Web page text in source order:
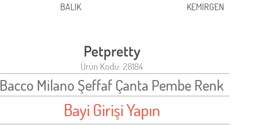
BALIK KEMİRGEN
Petpretty
Ürün Kodu: 28184
Bacco Milano Şeffaf Çanta Pembe Renk
Bayi Girişi Yapın